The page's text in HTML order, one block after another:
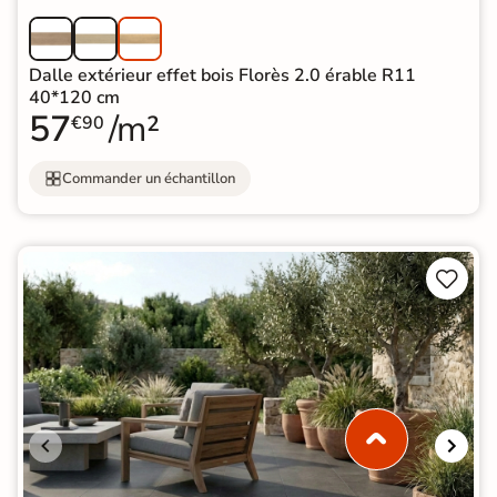
Dalle extérieur effet bois Florès 2.0 érable R11
40*120 cm
57€90 /m²
Commander un échantillon

